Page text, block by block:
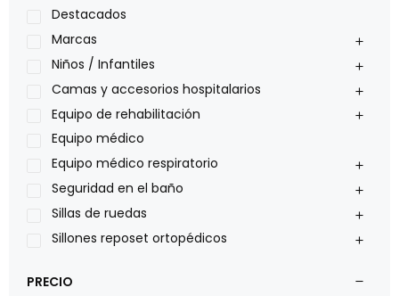
Medical Store
Nidek
Oxiplus
Philips
Pride
Roho
Sillas de ruedas Everest Jennings
Stealth products
Xiehe Medical
Destacados
Marcas
Niños / Infantiles
Camas y accesorios hospitalarios
Equipo de rehabilitación
Equipo médico
Equipo médico respiratorio
Seguridad en el baño
Sillas de ruedas
Sillones reposet ortopédicos
PRECIO